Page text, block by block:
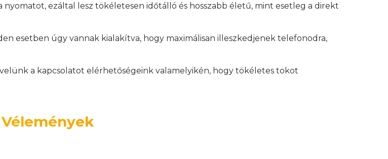
ezáltal lesz tökéletesen időtálló és hosszabb életű, mint esetleg a direkt
esetben úgy vannak kialakítva, hogy maximálisan illeszkedjenek telefonodra,
a kapcsolatot elérhetőségeink valamelyikén, hogy tökéletes tokot
Vélemények